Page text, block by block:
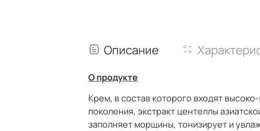
Описание
О продукте
Крем, в состав которого входят
поколения, экстракт центеллы
заполняет морщины, тонизирует и